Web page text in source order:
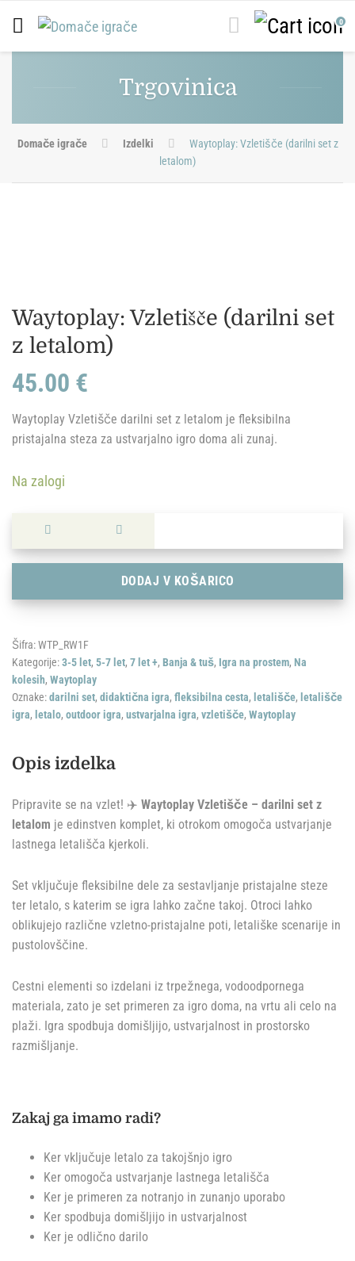
0
Trgovinica
Domače igrače Izdelki
Waytoplay: Vzletišče (darilni set z
letalom)
Waytoplay: Vzletišče (darilni set
z letalom)
45.00 €
Waytoplay Vzletišče darilni set z letalom je fleksibilna
pristajalna steza za ustvarjalno igro doma ali zunaj.
Na zalogi
Waytoplay: Vzletišče (darilni set z letalom) količina
DODAJ V KOŠARICO
Šifra:WTP_RW1F
Kategorije:3-5 let, 5-7 let, 7 let +, Banja & tuš, Igra na prostem, Na
kolesih, Waytoplay
Oznake:darilni set, didaktična igra, fleksibilna cesta, letališče, letališče
igra, letalo, outdoor igra, ustvarjalna igra, vzletišče, Waytoplay
Opis izdelka
Pripravite se na vzlet! ✈️ Waytoplay Vzletišče – darilni set z
letalom je edinstven komplet, ki otrokom omogoča ustvarjanje
lastnega letališča kjerkoli.
Set vključuje fleksibilne dele za sestavljanje pristajalne steze
ter letalo, s katerim se igra lahko začne takoj. Otroci lahko
oblikujejo različne vzletno-pristajalne poti, letališke scenarije in
pustolovščine.
Cestni elementi so izdelani iz trpežnega, vodoodpornega
materiala, zato je set primeren za igro doma, na vrtu ali celo na
plaži. Igra spodbuja domišljijo, ustvarjalnost in prostorsko
razmišljanje.
Zakaj ga imamo radi?
Ker vključuje letalo za takojšnjo igro
Ker omogoča ustvarjanje lastnega letališča
Ker je primeren za notranjo in zunanjo uporabo
Ker spodbuja domišljijo in ustvarjalnost
Ker je odlično darilo